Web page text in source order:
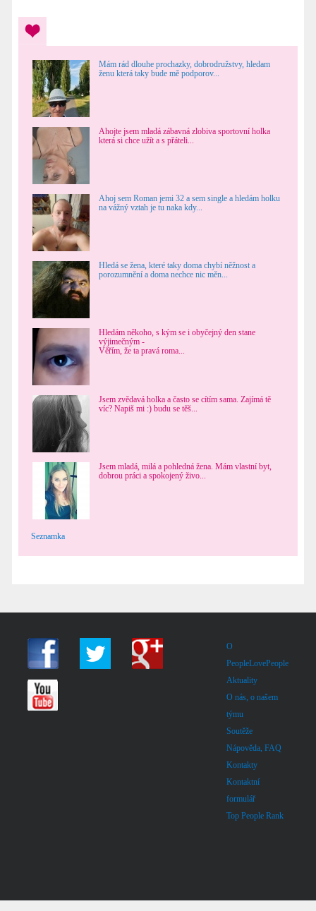
Mám rád dlouhe prochazky, dobrodružstvy, hledam
ženu která taky bude mě podporov...
Ahojte jsem mladá zábavná zlobiva sportovní holka
která si chce užít a s přáteli...
Ahoj sem Roman jemi 32 a sem single a hledám holku
na vážný vztah je tu naka kdy...
Hledá se žena, které taky doma chybí něžnost a
porozumnění a doma nechce nic měn...
Hledám někoho, s kým se i obyčejný den stane
výjimečným -
Věřím, že ta pravá roma...
Jsem zvědavá holka a často se cítím sama. Zajímá tě
víc? Napiš mi :) budu se těš...
Jsem mladá, milá a pohledná žena. Mám vlastní byt,
dobrou práci a spokojený živo...
Seznamka
O
PeopleLovePeople
Aktuality
O nás, o našem
týmu
Soutěže
Nápověda, FAQ
Kontakty
Kontaktní
formulář
Top People Rank